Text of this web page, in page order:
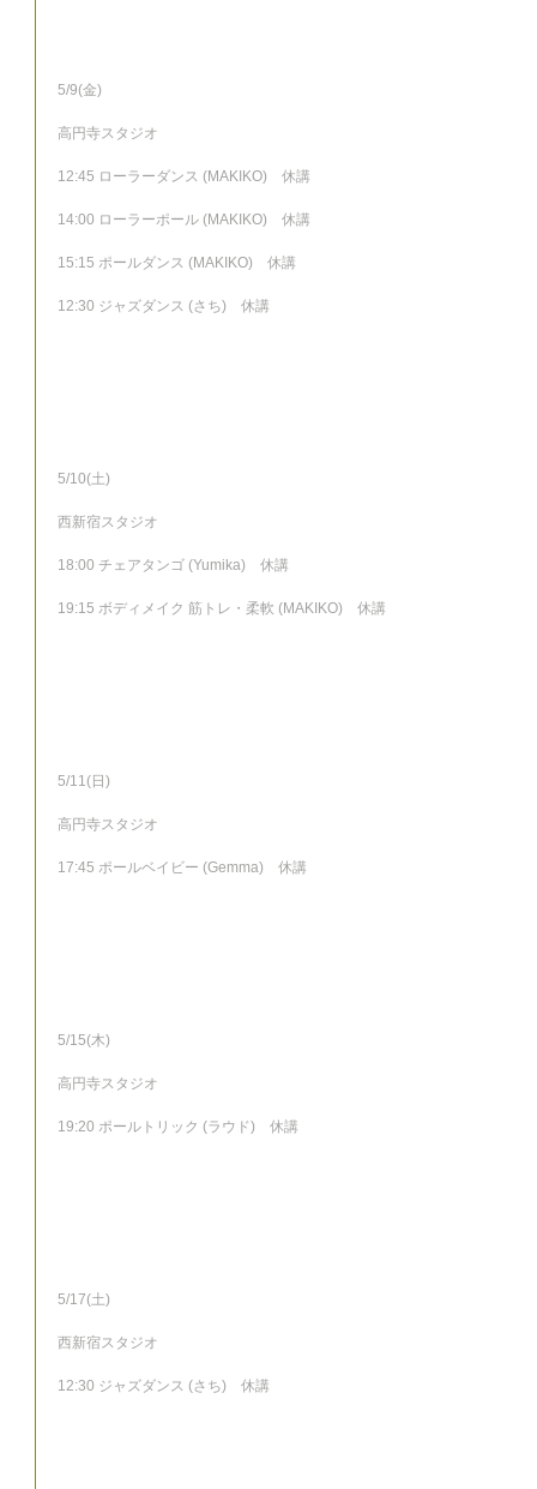
5/9(金)
高円寺スタジオ
12:45 ローラーダンス (MAKIKO)　休講
14:00 ローラーポール (MAKIKO)　休講
15:15 ポールダンス (MAKIKO)　休講
12:30 ジャズダンス (さち)　休講
5/10(土)
西新宿スタジオ
18:00 チェアタンゴ (Yumika)　休講
19:15 ボディメイク 筋トレ・柔軟 (MAKIKO)　休講
5/11(日)
高円寺スタジオ
17:45 ポールベイビー (Gemma)　休講
5/15(木)
高円寺スタジオ
19:20 ポールトリック (ラウド)　休講
5/17(土)
西新宿スタジオ
12:30 ジャズダンス (さち)　休講